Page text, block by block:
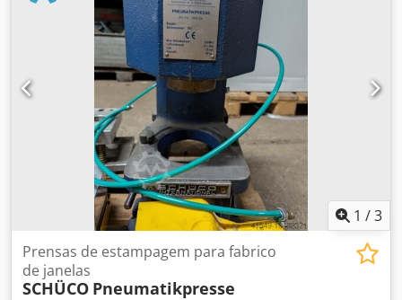
1 /3
Prensas de estampagem para fabrico
de janelas
SCHÜCO Pneumatikpresse